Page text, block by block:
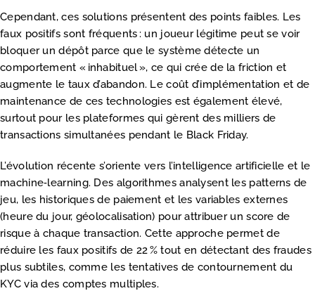
Cependant, ces solutions présentent des points faibles. Les
faux positifs sont fréquents : un joueur légitime peut se voir
bloquer un dépôt parce que le système détecte un
comportement « inhabituel », ce qui crée de la friction et
augmente le taux d’abandon. Le coût d’implémentation et de
maintenance de ces technologies est également élevé,
surtout pour les plateformes qui gèrent des milliers de
transactions simultanées pendant le Black Friday.
L’évolution récente s’oriente vers l’intelligence artificielle et le
machine‑learning. Des algorithmes analysent les patterns de
jeu, les historiques de paiement et les variables externes
(heure du jour, géolocalisation) pour attribuer un score de
risque à chaque transaction. Cette approche permet de
réduire les faux positifs de 22 % tout en détectant des fraudes
plus subtiles, comme les tentatives de contournement du
KYC via des comptes multiples.